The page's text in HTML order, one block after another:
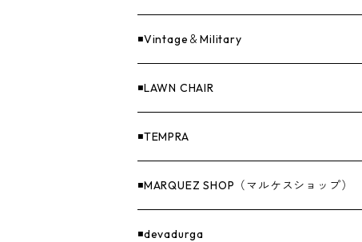
Others（その他）
ファニチャー
収納
ナイフ＆アックス
燃料
GOODS
バンダナ＆手ぬぐい
◾️Vintage＆Military
◾️LAWN CHAIR
◾️TEMPRA
◾️MARQUEZ SHOP（マルケスショップ）
◾️devadurga